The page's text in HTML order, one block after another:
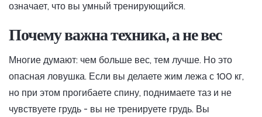
означает, что вы умный тренирующийся.
Почему важна техника, а не вес
Многие думают: чем больше вес, тем лучше. Но это
опасная ловушка. Если вы делаете жим лежа с 100 кг,
но при этом прогибаете спину, поднимаете таз и не
чувствуете грудь - вы не тренируете грудь. Вы